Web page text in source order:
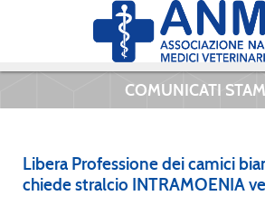
COMUNICATI
Libera Professione dei camici
chiede stralcio INTRAMOENIA